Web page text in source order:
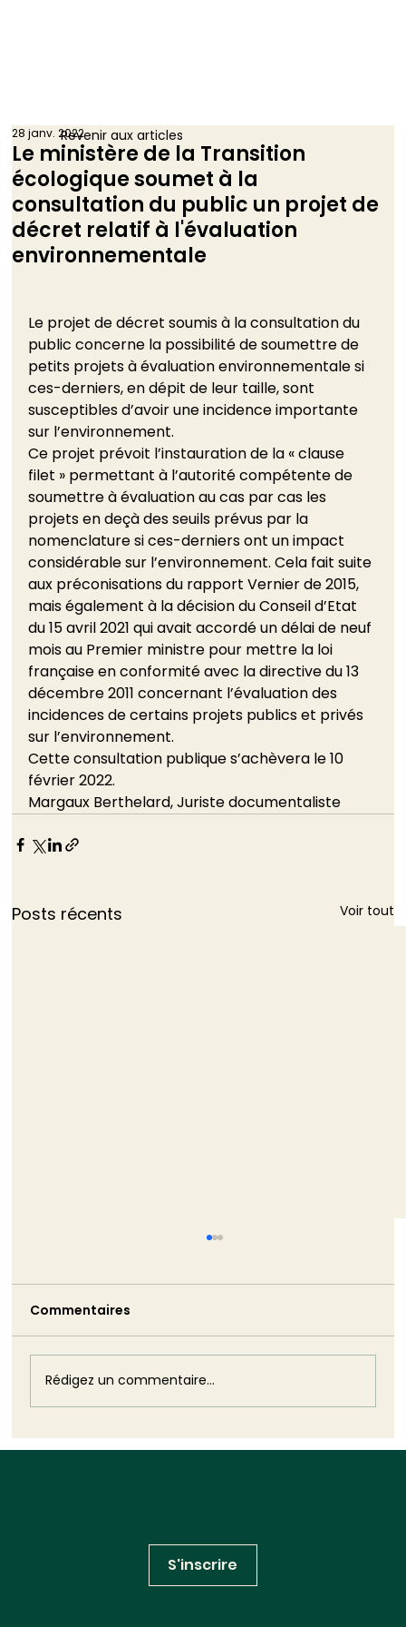
Le ministère de la Transition
écologique soumet à la
consultation du public un projet de
décret relatif à l'évaluation
environnementale
28 janv. 2022
Le projet de décret soumis à la consultation du
public concerne la possibilité de soumettre de
petits projets à évaluation environnementale si
ces-derniers, en dépit de leur taille, sont
susceptibles d’avoir une incidence importante
sur l’environnement.
Ce projet prévoit l’instauration de la « clause
filet » permettant à l’autorité compétente de
soumettre à évaluation au cas par cas les
projets en deçà des seuils prévus par la
nomenclature si ces-derniers ont un impact
considérable sur l’environnement. Cela fait suite
aux préconisations du rapport Vernier de 2015,
mais également à la décision du Conseil d’Etat
du 15 avril 2021 qui avait accordé un délai de neuf
mois au Premier ministre pour mettre la loi
française en conformité avec la directive du 13
décembre 2011 concernant l’évaluation des
incidences de certains projets publics et privés
sur l’environnement.
Cette consultation publique s’achèvera le 10
février 2022.
Margaux Berthelard, Juriste documentaliste
Posts récents Voir tout
l’aurait été son silence
Monique Barbut a annoncé sa démission.
Puis elle est restée. Cette volte-face est
plus dommageable que n'aurait pu l'être
son silence : elle révèle, dans toute sa
brutalité, l'impuissance structurelle
Commentaires
Rédigez un commentaire...
Revenir aux articles
S'inscrire